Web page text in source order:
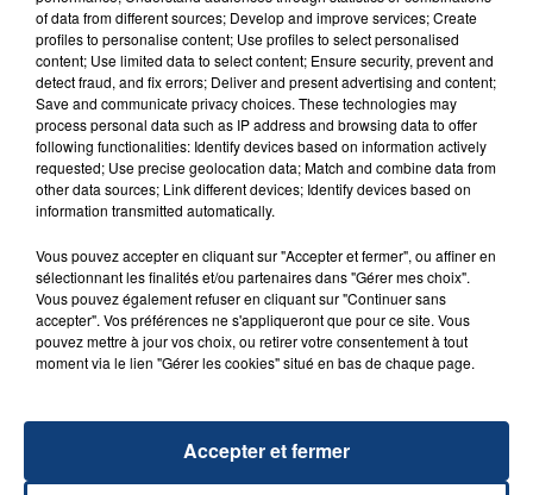
23 juillet 2026
INCENDIE MORTEL À LENS : UNE FEMME ET
SON BÉBÉ ENTRE LA VIE ET LA...
Un homme s'est immolé par le feu après avoir
aspergé sa compagne et leur bébé de trois mois
d'un liquide inflammable.
of data from different sources; Develop and improve services; Create
profiles to personalise content; Use profiles to select personalised
content; Use limited data to select content; Ensure security, prevent and
detect fraud, and fix errors; Deliver and present advertising and content;
Save and communicate privacy choices. These technologies may
process personal data such as IP address and browsing data to offer
following functionalities: Identify devices based on information actively
requested; Use precise geolocation data; Match and combine data from
other data sources; Link different devices; Identify devices based on
information transmitted automatically.
Vous pouvez accepter en cliquant sur "Accepter et fermer", ou affiner en
sélectionnant les finalités et/ou partenaires dans "Gérer mes choix".
Vous pouvez également refuser en cliquant sur "Continuer sans
accepter". Vos préférences ne s'appliqueront que pour ce site. Vous
pouvez mettre à jour vos choix, ou retirer votre consentement à tout
moment via le lien "Gérer les cookies" situé en bas de chaque page.
Accepter et fermer